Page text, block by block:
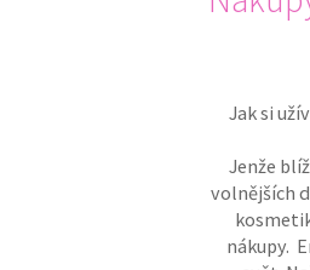
Jak si
Jenže
volnějších
nákupy.